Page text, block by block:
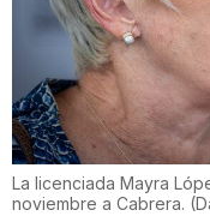
La licenciada Mayra
noviembre a Cabrera. (